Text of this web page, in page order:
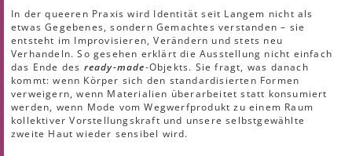
In der queeren Praxis wird Identität seit Langem nicht als
etwas Gegebenes, sondern Gemachtes verstanden – sie
entsteht im Improvisieren, Verändern und stets neu
Verhandeln. So gesehen erklärt die Ausstellung nicht einfach
das Ende des ready-made-Objekts. Sie fragt, was danach
kommt: wenn Körper sich den standardisierten Formen
verweigern, wenn Materialien überarbeitet statt konsumiert
werden, wenn Mode vom Wegwerfprodukt zu einem Raum
kollektiver Vorstellungskraft und unsere selbstgewählte
zweite Haut wieder sensibel wird.